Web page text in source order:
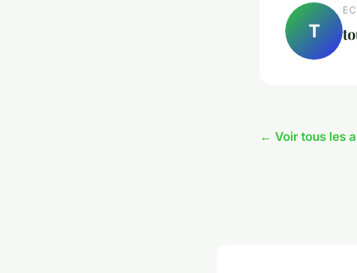
T
← Voir tous les